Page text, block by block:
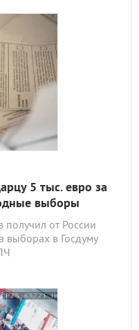
5 тыс. евро за
выборы
от России
в Госдуму